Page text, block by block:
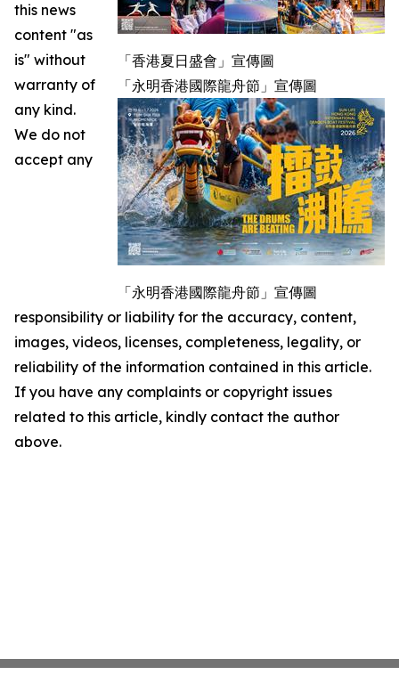
「香港夏日盛會」宣傳圖
「永明香港國際龍舟節」宣傳圖
「永明香港國際龍舟節」宣傳圖
this news
content "as
is" without
warranty of
any kind.
We do not
accept any
responsibility or liability for the accuracy, content,
images, videos, licenses, completeness, legality, or
reliability of the information contained in this article.
If you have any complaints or copyright issues
related to this article, kindly contact the author
above.